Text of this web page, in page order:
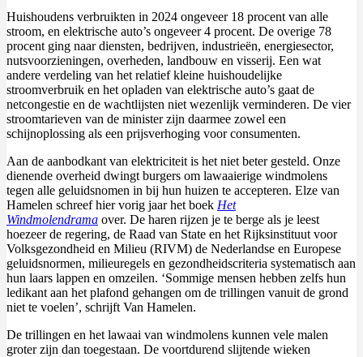
Huishoudens verbruikten in 2024 ongeveer 18 procent van alle
stroom, en elektrische auto’s ongeveer 4 procent. De overige 78
procent ging naar diensten, bedrijven, industrieën, energiesector,
nutsvoorzieningen, overheden, landbouw en visserij. Een wat
andere verdeling van het relatief kleine huishoudelijke
stroomverbruik en het opladen van elektrische auto’s gaat de
netcongestie en de wachtlijsten niet wezenlijk verminderen. De vier
stroomtarieven van de minister zijn daarmee zowel een
schijnoplossing als een prijsverhoging voor consumenten.
Aan de aanbodkant van elektriciteit is het niet beter gesteld. Onze
dienende overheid dwingt burgers om lawaaierige windmolens
tegen alle geluidsnomen in bij hun huizen te accepteren. Elze van
Hamelen schreef hier vorig jaar het boek Het
Windmolendrama over. De haren rijzen je te berge als je leest
hoezeer de regering, de Raad van State en het Rijksinstituut voor
Volksgezondheid en Milieu (RIVM) de Nederlandse en Europese
geluidsnormen, milieuregels en gezondheidscriteria systematisch aan
hun laars lappen en omzeilen. ‘Sommige mensen hebben zelfs hun
ledikant aan het plafond gehangen om de trillingen vanuit de grond
niet te voelen’, schrijft Van Hamelen.
De trillingen en het lawaai van windmolens kunnen vele malen
groter zijn dan toegestaan. De voortdurend slijtende wieken